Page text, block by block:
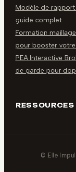
Modèle de rapport
guide complet
Formation
pour booster votre
PEA Interactive
de garde pour
RESSOURCES
© Elle